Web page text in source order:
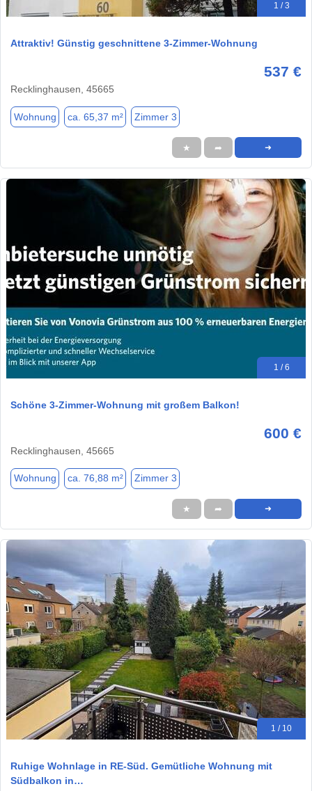
1 / 3
Attraktiv! Günstig geschnittene 3-Zimmer-Wohnung
537 €
Recklinghausen, 45665
Wohnung ca. 65,37 m² Zimmer 3
★ ➦ ➜
1 / 6
Schöne 3-Zimmer-Wohnung mit großem Balkon!
600 €
Recklinghausen, 45665
Wohnung ca. 76,88 m² Zimmer 3
★ ➦ ➜
1 / 10
Ruhige Wohnlage in RE-Süd. Gemütliche Wohnung mit
Südbalkon in…